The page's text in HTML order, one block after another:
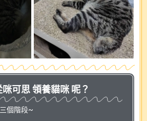
可思 領養貓咪 呢？
個階段~